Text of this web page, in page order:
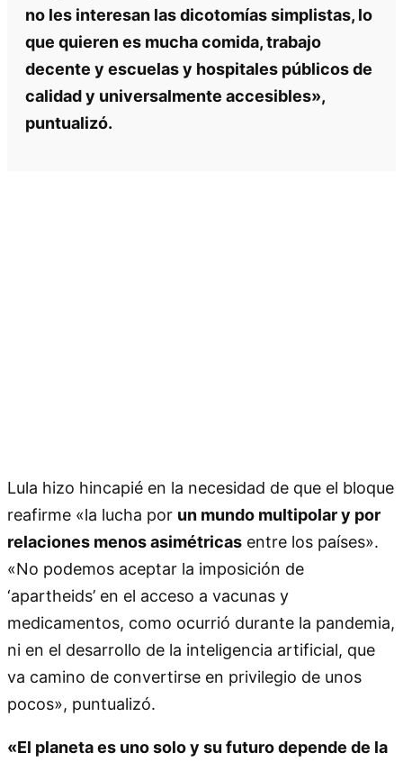
no les interesan las dicotomías simplistas, lo
que quieren es mucha comida, trabajo
decente y escuelas y hospitales públicos de
calidad y universalmente accesibles»,
puntualizó.
Lula hizo hincapié en la necesidad de que el bloque
reafirme «la lucha por un mundo multipolar y por
relaciones menos asimétricas entre los países».
«No podemos aceptar la imposición de
‘apartheids’ en el acceso a vacunas y
medicamentos, como ocurrió durante la pandemia,
ni en el desarrollo de la inteligencia artificial, que
va camino de convertirse en privilegio de unos
pocos», puntualizó.
«El planeta es uno solo y su futuro depende de la